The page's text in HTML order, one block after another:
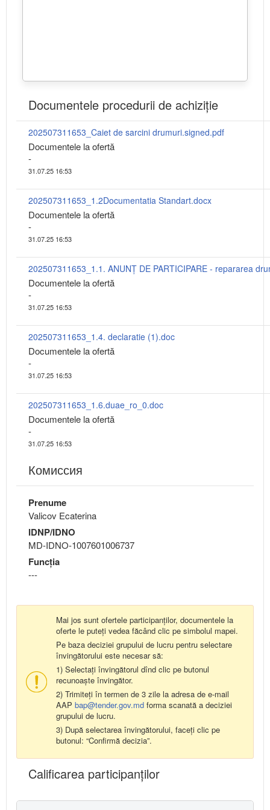
Documentele procedurii de achiziție
202507311653_Caiet de sarcini drumuri.signed.pdf
Documentele la ofertă
-
31.07.25 16:53
202507311653_1.2Documentatia Standart.docx
Documentele la ofertă
-
31.07.25 16:53
Documentele la ofertă
-
31.07.25 16:53
202507311653_1.4. declaratie (1).doc
Documentele la ofertă
-
31.07.25 16:53
202507311653_1.6.duae_ro_0.doc
Documentele la ofertă
-
31.07.25 16:53
Комиссия
Prenume
Valicov Ecaterina
IDNP/IDNO
MD-IDNO-1007601006737
Funcţia
---
Mai jos sunt ofertele participanților, documentele la
oferte le puteți vedea făcând clic pe simbolul mapei.
Pe baza deciziei grupului de lucru pentru selectare
învingătorului este necesar să:
1) Selectați învingătorul dînd clic pe butonul
recunoaște învingător.
2) Trimiteți în termen de 3 zile la adresa de e-mail
AAP bap@tender.gov.md forma scanată a deciziei
grupului de lucru.
3) După selectarea învingătorului, faceți clic pe
butonul: “Confirmă decizia”.
Calificarea participanţilor